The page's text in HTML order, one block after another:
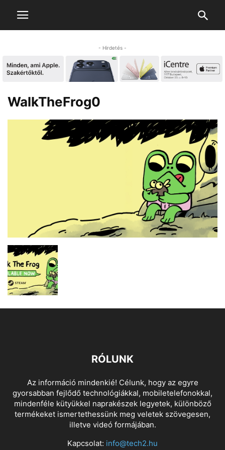
- Hirdetés -
WalkTheFrog0
RÓLUNK
Az információ mindenkié! Célunk, hogy az egyre
gyorsabban fejlődő technológiákkal, mobiletelefonokkal,
mindenféle kütyükkel naprakészek legyetek, különböző
termékeket ismertethessünk meg veletek szövegesen,
illetve videó formájában.
Kapcsolat: info@tech2.hu